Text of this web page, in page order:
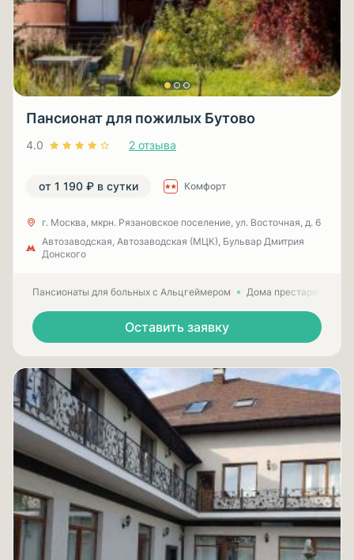
Пансионат для пожилых Бутово
4.0 2 отзыва
от 1 190 ₽ в сутки Комфорт
г. Москва, мкрн. Рязановское поселение, ул. Восточная, д. 6
Автозаводская, Автозаводская (МЦК), Бульвар Дмитрия
Донского
Пансионаты для больных с Альцгеймером Дома престарелых
Оставить заявку